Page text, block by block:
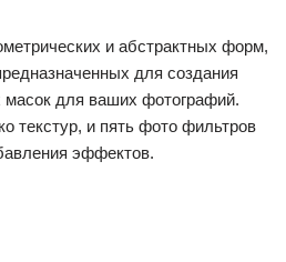
и абстрактных форм,
для создания
масок для ваших фотографий.
текстур, и пять фото фильтров
эффектов.